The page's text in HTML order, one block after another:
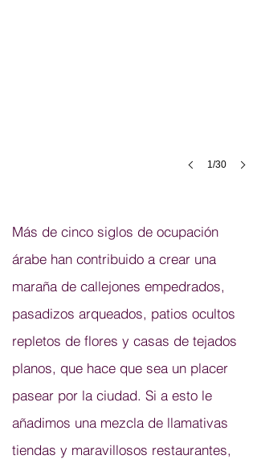
1/30
Más de cinco siglos de ocupación
árabe han contribuido a crear una
maraña de callejones empedrados,
pasadizos arqueados, patios ocultos
repletos de flores y casas de tejados
planos, que hace que sea un placer
pasear por la ciudad. Si a esto le
añadimos una mezcla de llamativas
tiendas y maravillosos restaurantes,